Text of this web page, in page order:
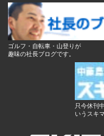
ゴルフ・自転車・山登りが
趣味の社長ブログです。
只今休刊
いうスキ